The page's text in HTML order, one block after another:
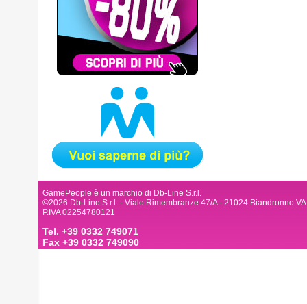
GamePeople è un marchio di Db-Line S.r.l.
©2026 Db-Line S.r.l. - Viale Rimembranze 47/A - 21024 Biandronno VA
P.IVA 02254780121
Tel. +39 0332 749071
Fax +39 0332 749090